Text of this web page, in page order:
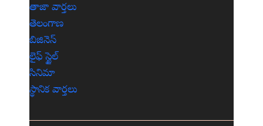
తాజా వార్తలు
తెలంగాణ
బిజినెస్
లైఫ్ స్టైల్
సినిమా
స్థానిక వార్తలు